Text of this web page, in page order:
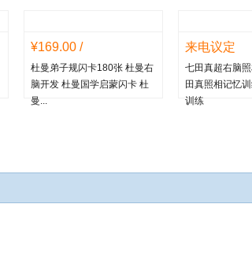
¥169.00 /
杜曼弟子规闪卡180张 杜曼右
脑开发 杜曼国学启蒙闪卡 杜
曼...
来电议定
七田真超右脑
田真照相记忆
训练